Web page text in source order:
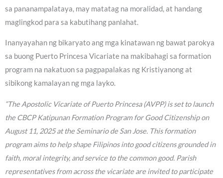
sa pananampalataya, may matatag na moralidad, at handang
maglingkod para sa kabutihang panlahat.
Inanyayahan ng bikaryato ang mga kinatawan ng bawat parokya
sa buong Puerto Princesa Vicariate na makibahagi sa formation
program na nakatuon sa pagpapalakas ng Kristiyanong at
sibikong kamalayan ng mga layko.
“The Apostolic Vicariate of Puerto Princesa (AVPP) is set to launch
the CBCP Katipunan Formation Program for Good Citizenship on
August 11, 2025 at the Seminario de San Jose. This formation
program aims to help shape Filipinos into good citizens grounded in
faith, moral integrity, and service to the common good. Parish
representatives from across the vicariate are invited to participate